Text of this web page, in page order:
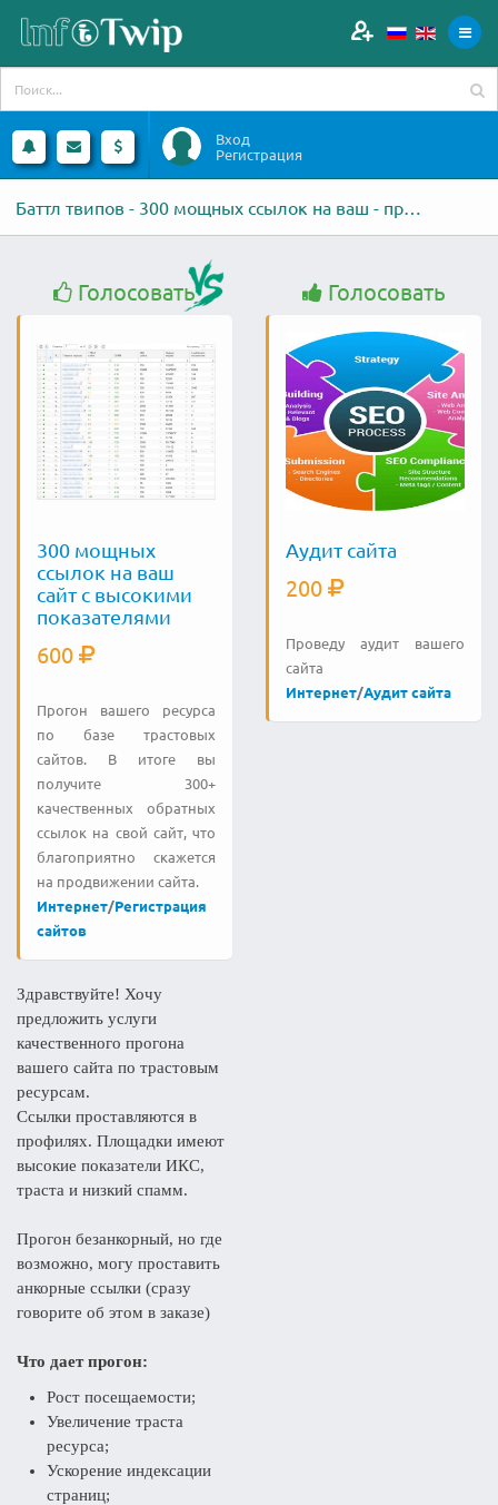
Вход
Регистрация
Баттл твипов - 300 мощных ссылок на ваш - против - Аудит сайта
Голосовать
300 мощных
ссылок на ваш
сайт с высокими
показателями
600
Прогон вашего ресурса
по базе трастовых
сайтов. В итоге вы
получите 300+
качественных обратных
ссылок на свой сайт, что
благоприятно скажется
на продвижении сайта.
Интернет/Регистрация
сайтов
Здравствуйте! Хочу
предложить услуги
качественного прогона
вашего сайта по трастовым
ресурсам.
Ссылки проставляются в
профилях. Площадки имеют
высокие показатели ИКС,
траста и низкий спамм.
Прогон безанкорный, но где
возможно, могу проставить
анкорные ссылки (сразу
говорите об этом в заказе)
Что дает прогон:
Рост посещаемости;
Увеличение траста
ресурса;
Ускорение индексации
страниц;
Голосовать
Аудит сайта
200
Проведу аудит вашего
сайта
Интернет/Аудит сайта